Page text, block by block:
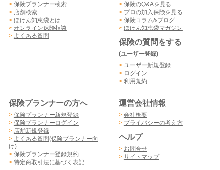
> 保険プランナー検索
> 店舗検索
> ほけん知恵袋とは
> オンライン保険相談
> よくある質問
> 保険のQ&Aを見る
> プロの加入保険を見る
> 保険コラム&ブログ
> ほけん知恵袋マガジン
保険の質問をする
(ユーザー登録)
> ユーザー新規登録
> ログイン
> 利用規約
保険プランナーの方へ
> 保険プランナー新規登録
> 保険プランナーログイン
> 店舗新規登録
> よくある質問(保険プランナー向
け)
> 保険プランナー登録規約
> 特定商取引法に基づく表記
運営会社情報
> 会社概要
> プライバシーの考え方
ヘルプ
> お問合せ
> サイトマップ